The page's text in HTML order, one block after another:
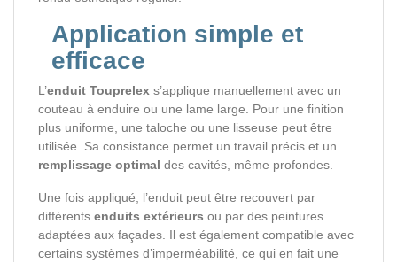
Application simple et
efficace
L’enduit Touprelex s’applique manuellement avec un
couteau à enduire ou une lame large. Pour une finition
plus uniforme, une taloche ou une lisseuse peut être
utilisée. Sa consistance permet un travail précis et un
remplissage optimal des cavités, même profondes.
Une fois appliqué, l’enduit peut être recouvert par
différents enduits extérieurs ou par des peintures
adaptées aux façades. Il est également compatible avec
certains systèmes d’imperméabilité, ce qui en fait une